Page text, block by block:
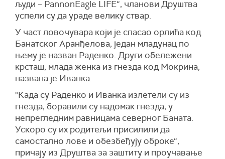
људи – PannonEagle LIFE“, чланови Друштва
успели су да ураде велику ствар.
У част ловочувара који је спасао орлића код
Банатског Аранђелова, један младунац по
њему је назван Раденко. Други обележени
крсташ, млада женка из гнезда код Мокрина,
названа је Иванка.
"Када су Раденко и Иванка излетели су из
гнезда, боравили су надомак гнезда, у
непрегледним равницама северног Баната.
Ускоро су их родитељи присилили да
самостално лове и обезбеђују оброке“,
причају из Друштва за заштиту и проучавање